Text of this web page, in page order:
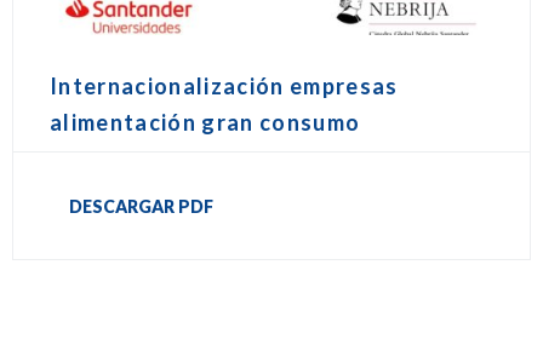
Internacionalización empresas
alimentación gran consumo
DESCARGAR PDF